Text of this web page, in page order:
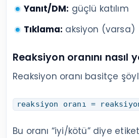
Yanıt/DM: güçlü katılım
Tıklama: aksiyon (varsa)
Reaksiyon oranını nasıl
Reaksiyon oranı basitçe
reaksiyon oranı =
Bu oranı “iyi/kötü” diye